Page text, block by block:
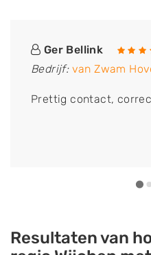
Ger Bellink
Bedrijf: van Zwam
Prettig contact,
Resultaten van